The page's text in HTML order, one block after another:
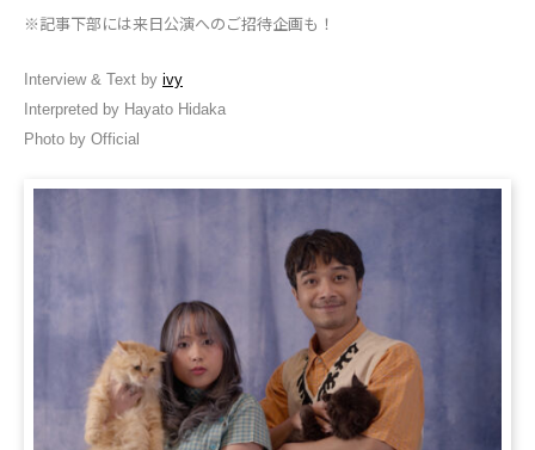
※記事下部には来日公演へのご招待企画も！
Interview & Text by ivy
Interpreted by Hayato Hidaka
Photo by Official